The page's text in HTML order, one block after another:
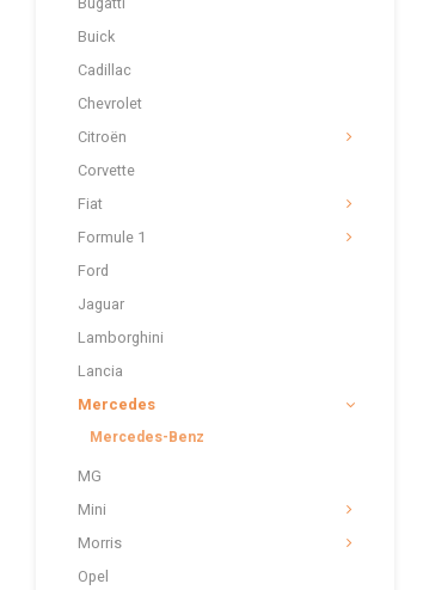
Buick
Cadillac
Chevrolet
Citroën
Corvette
Fiat
Formule 1
Ford
Jaguar
Lamborghini
Lancia
Mercedes
Mercedes-Benz
MG
Mini
Morris
Opel